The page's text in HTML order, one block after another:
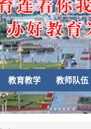
教育教学 教师队伍